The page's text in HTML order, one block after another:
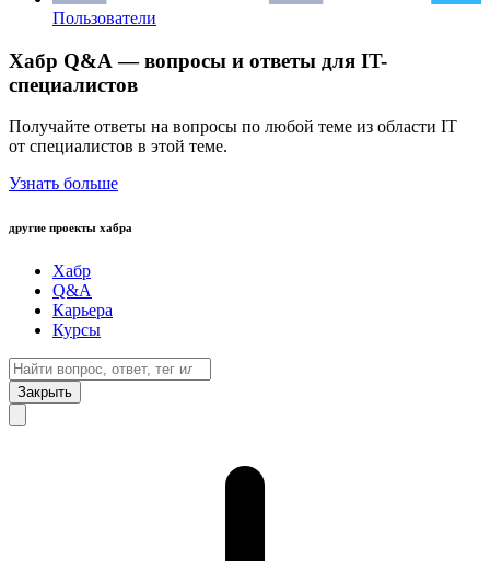
Пользователи
Хабр Q&A — вопросы и ответы для IT-
специалистов
Получайте ответы на вопросы по любой теме из области IT
от специалистов в этой теме.
Узнать больше
другие проекты хабра
Хабр
Q&A
Карьера
Курсы
Закрыть